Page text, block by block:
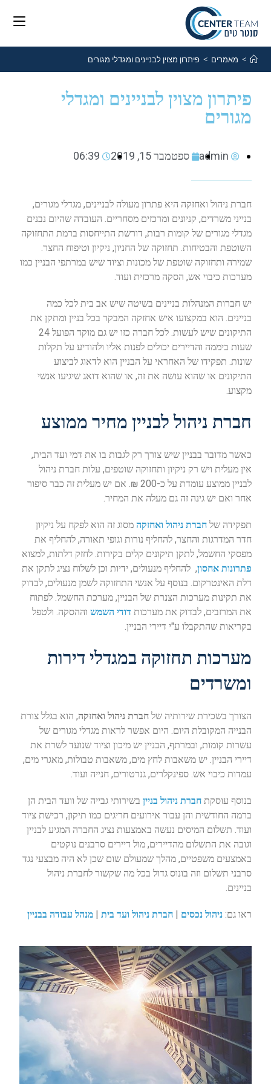
> מאמרים > פיתרון מצוין לבניינים ומגדלי מגורים
פיתרון מצוין לבניינים ומגדלי
מגורים
admin ספטמבר 15, 2019 06:39
חברת ניהול ואחזקה היא פתרון מעולה לבניינים, מגדלי מגורים,
בנייני משרדים, קניונים ומרכזים מסחריים. העובדה שהיום נבנים
מגדלי מגורים של קומות רבות, דורשת התייחסות ברמת התחזוקה
השוטפת והבטיחות. תחזוקה של החניון, ניקיון וטיפוח החצר.
שמירה ותחזוקה שוטפת של מכונות וציוד שיש במרתפי הבניין כמו
מערכות כיבוי אש, הסקה מרכזית ועוד.
יש חברות המנהלות בניינים בשיטה שיש אב בית לכל כמה
בניינים. הוא במקצועו איש אחזקה המבקר בכל בניין ומתקן את
התיקונים שיש לעשות. לכל חברה כזו יש גם מוקד הפועל 24
שעות ביממה והדיירים יכולים לפנות אליו ולהודיע על תקלות
שונות. תפקידו של האחראי על הבניין הוא לדאוג לביצוע
התיקונים או שהוא עושה את זה, או שהוא דואג שיגיעו אנשי
מקצוע.
חברת ניהול לבניין מחיר ממוצע
כאשר מדובר בבניין שיש צורך רק לגבות בו את דמי ועד הבית,
אין מעלית ויש רק ניקיון ותחזוקה שוטפים, עלות חברת ניהול
לבניין ממוצע עומדת על כ-200 ₪. אם יש מעלית זה כבר סיפור
אחר ואם יש גינה זה גם מעלה את המחיר.
תפקידה שלחברת ניהול ואחזקה מסוג זה הוא לפקח על ניקיון
חדר המדרגות והחצר, להחליף נורות וגופי תאורה, להחליף את
מפסקי החשמל, לתקן תיקונים קלים בקירות. לחזק דלתות, למצוא
פתרונות אחסון, להחליף מנעולים, ידיות וכן לשלוח נציג לתקן את
דלת האינטרקום. בנוסף על אנשי התחזוקה לשמן מנעולים, לבדוק
את תקינות מערכות הצנרת של הבניין, מערכת החשמל. לפתוח
את המרזבים, לבדוק את מערכות דודי השמש וההסקה. ולטפל
בקריאות שהתקבלו ע"י דיירי הבניין.
מערכות תחזוקה במגדלי דירות
ומשרדים
הצורך בשכירת שירותיה שלחברת ניהול ואחזקה, הוא בגלל צורת
הבנייה המקובלת היום. היום אפשר לראות מגדלי מגורים של
עשרות קומות, ובמרתף, הבניין יש מיכון וציוד שנועד לשרת את
דיירי הבניין. יש משאבות לחץ מים, משאבות טבולות, מאגרי מים,
עמדות כיבוי אש. ספינקלרים, גנרטורים, חנייה ועוד.
בנוסף עוסקתחברת ניהול בניין בשירותי גבייה של וועד הבית הן
ברמה החודשית והן עבור אירועים חריגים כמו תיקון, רכישת ציוד
ועוד. תשלום המיסים נעשה באמצעות נציג החברה המגיע לבניין
וגובה את התשלום מהדיירים, מול דיירים סרבנים נוקטים
באמצעים משפטיים, מהלך שמעולם שום שכן לא היה מבצעי נגד
סרבני תשלום וזה בונוס גדול בכל מה שקשור לחברת ניהול
בניינים.
ראו גם:ניהול נכסים |חברת ניהול ועד בית |מנהל עבודה בבניין